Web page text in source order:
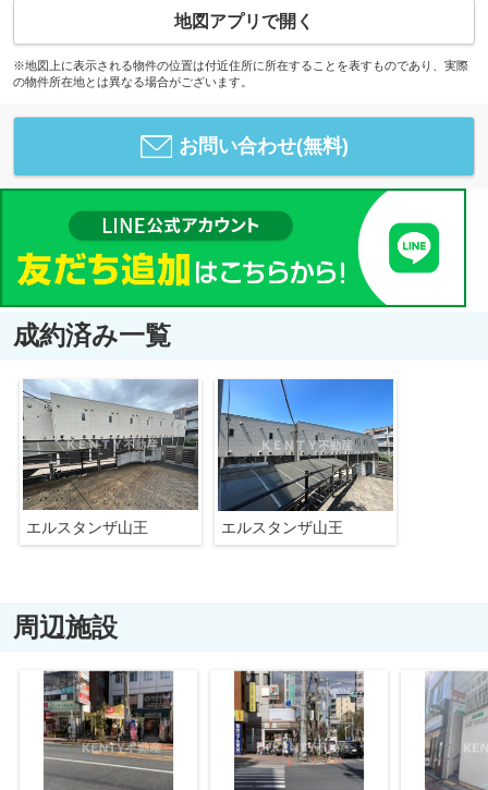
地図アプリで開く
※地図上に表示される物件の位置は付近住所に所在することを表すものであり、実際
の物件所在地とは異なる場合がございます。
お問い合わせ(無料)
成約済み一覧
エルスタンザ山王 エルスタンザ山王
周辺施設